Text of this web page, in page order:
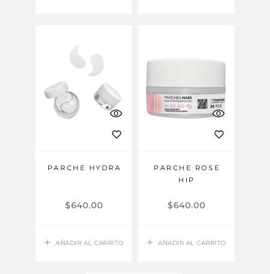
AÑADIR AL CARRITO
PARCHE HYDRA
$640.00
AÑADIR AL CARRITO
PARCHE ROSE
HIP
$640.00